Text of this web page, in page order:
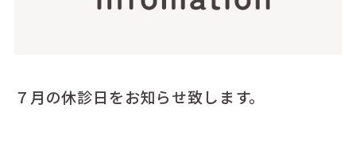
７月の休診日をお知らせ致します。